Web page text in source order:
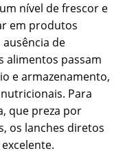
nível de frescor e
em produtos
de
alimentos passam
e armazenamento,
Para
que preza por
os lanches diretos